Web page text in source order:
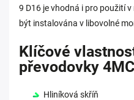
9 D16 je vhodná i pro použití
být instalována v libovolné
Klíčové
převodovky
Hliníková skříň